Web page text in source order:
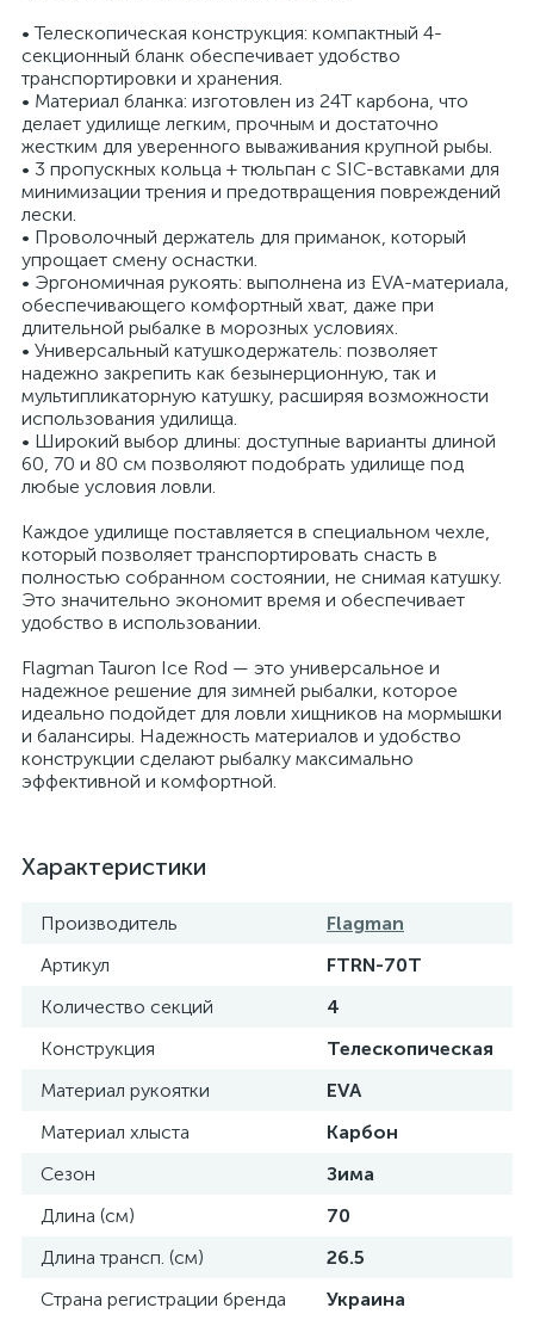
• Телескопическая конструкция: компактный 4-
секционный бланк обеспечивает удобство
транспортировки и хранения.
• Материал бланка: изготовлен из 24Т карбона, что
делает удилище легким, прочным и достаточно
жестким для уверенного вываживания крупной рыбы.
• 3 пропускных кольца + тюльпан с SIC-вставками для
минимизации трения и предотвращения повреждений
лески.
• Проволочный держатель для приманок, который
упрощает смену оснастки.
• Эргономичная рукоять: выполнена из EVA-материала,
обеспечивающего комфортный хват, даже при
длительной рыбалке в морозных условиях.
• Универсальный катушкодержатель: позволяет
надежно закрепить как безынерционную, так и
мультипликаторную катушку, расширяя возможности
использования удилища.
• Широкий выбор длины: доступные варианты длиной
60, 70 и 80 см позволяют подобрать удилище под
любые условия ловли.
Каждое удилище поставляется в специальном чехле,
который позволяет транспортировать снасть в
полностью собранном состоянии, не снимая катушку.
Это значительно экономит время и обеспечивает
удобство в использовании.
Flagman Tauron Ice Rod — это универсальное и
надежное решение для зимней рыбалки, которое
идеально подойдет для ловли хищников на мормышки
и балансиры. Надежность материалов и удобство
конструкции сделают рыбалку максимально
эффективной и комфортной.
Характеристики
Производитель
Flagman
Артикул
FTRN-70T
Количество секций
4
Конструкция
Телескопическая
Материал рукоятки
EVA
Материал хлыста
Карбон
Сезон
Зима
Длина (см)
70
Длина трансп. (см)
26.5
Страна регистрации бренда
Украина